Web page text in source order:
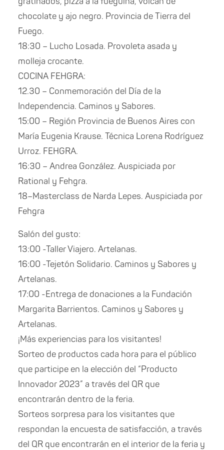
chocolate y ajo negro. Provincia de Tierra del
Fuego.
18:30 – Lucho Losada. Provoleta asada y
molleja crocante.
COCINA FEHGRA:
12.30 – Conmemoración del Día de la
Independencia. Caminos y Sabores.
15:00 – Región Provincia de Buenos Aires con
María Eugenia Krause. Técnica Lorena Rodríguez
Urroz. FEHGRA.
16:30 – Andrea González. Auspiciada por
Rational y Fehgra.
18–Masterclass de Narda Lepes. Auspiciada por
Fehgra
Salón del gusto:
13:00 -Taller Viajero. Artelanas.
16:00 -Tejetón Solidario. Caminos y Sabores y
Artelanas.
17:00 -Entrega de donaciones a la Fundación
Margarita Barrientos. Caminos y Sabores y
Artelanas.
¡Más experiencias para los visitantes!
Sorteo de productos cada hora para el público
que participe en la elección del “Producto
Innovador 2023” a través del QR que
encontrarán dentro de la feria.
Sorteos sorpresa para los visitantes que
respondan la encuesta de satisfacción, a través
del QR que encontrarán en el interior de la feria y